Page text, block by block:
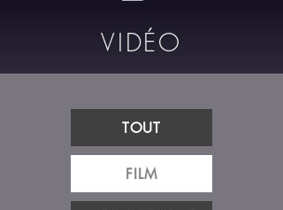
VIDÉO
TOUT
FILM